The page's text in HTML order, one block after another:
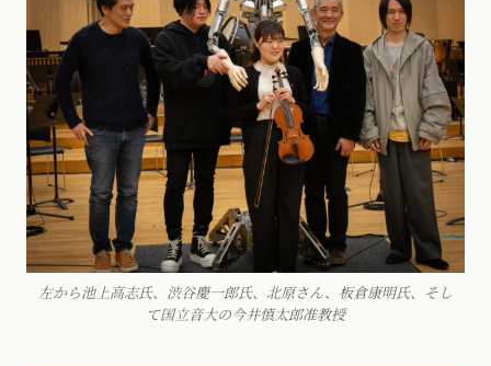
左から池上高志氏、渋谷慶一郎氏、北原さん、板倉康明氏、そし
て国立音大の今井慎太郎准教授